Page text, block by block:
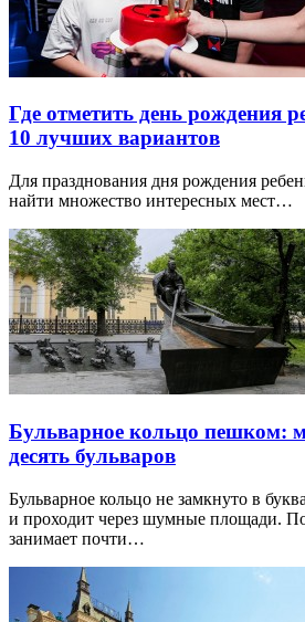
Где отметить день рождения
10 лучших вариантов
Для празднования дня рождения
найти множество интересных мест…
Бульварное кольцо пешком:
десять бульваров
Бульварное кольцо не замкнуто в
и проходит через шумные площади.
занимает почти…